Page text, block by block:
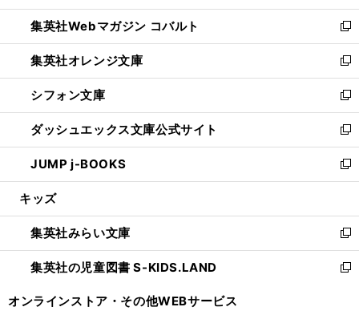
開
く
ウ
で
開
く
ン
ド
ウ
で
開
く
ウ
ィ
ン
ド
ウ
で
開
く
集英社Webマガジン コバルト
新
し
い
ウ
ィ
ン
ド
ウ
で
開
集英社オレンジ文庫
新
し
い
ウ
ィ
ン
ド
ウ
開
く
シフォン文庫
新
し
い
ウ
ィ
ン
ウ
で
開
く
ダッシュエックス文庫公式サイト
新
し
い
ウ
ン
ド
ウ
で
JUMP j-BOOKS
新
し
ウ
ィ
ン
ド
キッズ
集英社みらい文庫
新
し
い
集英社の児童図書 S-KIDS.LAND
新
オンラインストア・ その他WEBサービス